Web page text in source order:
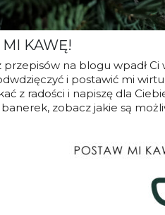
KAWĘ!
przepisów na blogu wpadł Ci
i postawić mi
z radości i napiszę dla
zobacz jakie są